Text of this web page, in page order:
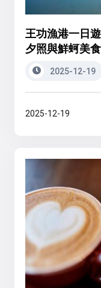
王功漁港一日
夕照與鮮蚵美
2025-12-19
2025-12-19